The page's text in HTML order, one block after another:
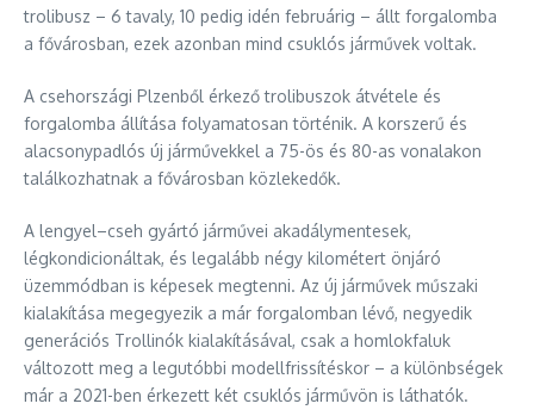
trolibusz – 6 tavaly, 10 pedig idén februárig – állt forgalomba
a fővárosban, ezek azonban mind csuklós járművek voltak.
A csehországi Plzenből érkező trolibuszok átvétele és
forgalomba állítása folyamatosan történik. A korszerű és
alacsonypadlós új járművekkel a 75-ös és 80-as vonalakon
találkozhatnak a fővárosban közlekedők.
A lengyel–cseh gyártó járművei akadálymentesek,
légkondicionáltak, és legalább négy kilométert önjáró
üzemmódban is képesek megtenni. Az új járművek műszaki
kialakítása megegyezik a már forgalomban lévő, negyedik
generációs Trollinók kialakításával, csak a homlokfaluk
változott meg a legutóbbi modellfrissítéskor – a különbségek
már a 2021-ben érkezett két csuklós járművön is láthatók.